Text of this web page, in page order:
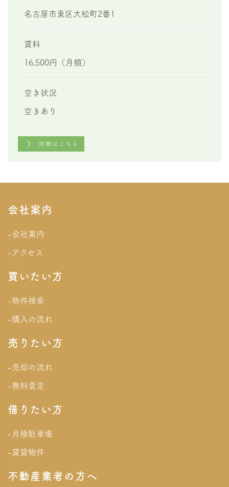
名古屋市東区大松町2番1
賃料
16,500円（月額）
空き状況
空きあり
詳細はこちら
会社案内
-会社案内
-アクセス
買いたい方
-物件検索
-購入の流れ
売りたい方
-売却の流れ
-無料査定
借りたい方
-月極駐車場
-賃貸物件
不動産業者の方へ